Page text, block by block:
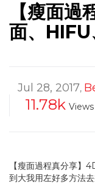
【瘦面
面、
Jul 28, 2017,
11.78k Views
【瘦面過程真分享
到大我用左好多方法